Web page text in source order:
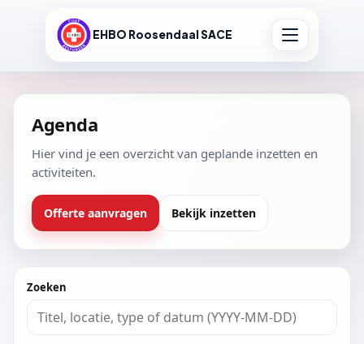
EHBO Roosendaal SACE
Agenda
Hier vind je een overzicht van geplande inzetten en
activiteiten.
Offerte aanvragen Bekijk inzetten
Zoeken